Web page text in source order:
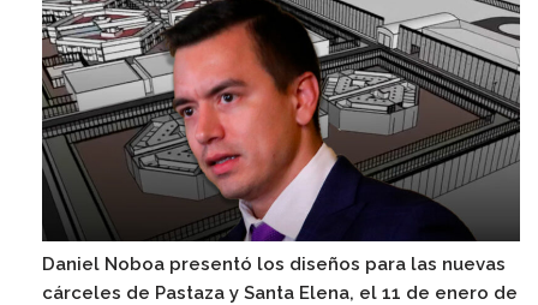
Daniel Noboa presentó los diseños para las nuevas
cárceles de Pastaza y Santa Elena, el 11 de enero de